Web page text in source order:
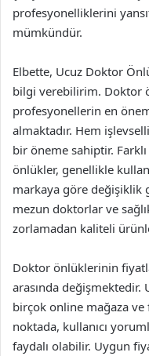
profesyonelliklerini
mümkündür.
Elbette, Ucuz Doktor
bilgi verebilirim. Doktor
profesyonellerin en
almaktadır. Hem
bir öneme sahiptir.
önlükler, genellikle
markaya göre değişiklik
mezun doktorlar ve
zorlamadan kaliteli
Doktor önlüklerinin
arasında
birçok online mağaza
noktada, kullanıcı
faydalı olabilir. Uygun